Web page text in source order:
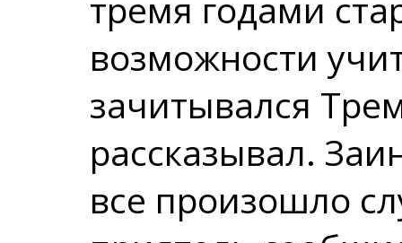
тремя годами
возможности
зачитывался
рассказывал.
все произошло